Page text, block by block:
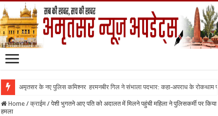
अमृतसर के नए पुलिस कमिश्नर हरमनबीर गिल ने संभाला पदभार: कहा-अपराध के रोकथाम
Home / क्राईम / पेशी भुगतने आए पति को अदालत में मिलने पहुंची महिला ने पुलिसकर्मी पर किया
हमला